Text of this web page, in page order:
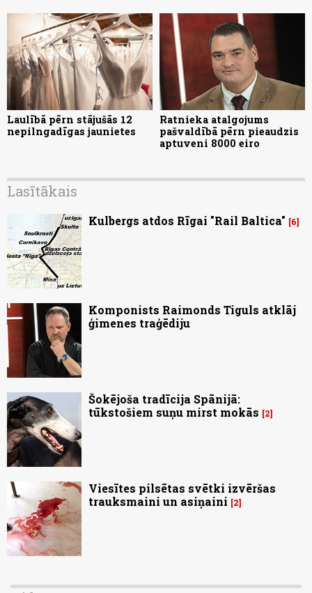
Laulībā pērn stājušās 12
nepilngadīgas jaunietes
Ratnieka atalgojums
pašvaldībā pērn pieaudzis
aptuveni 8000 eiro
Lasītākais
Kulbergs atdos Rīgai "Rail Baltica" 6
Komponists Raimonds Tiguls atklāj
ģimenes traģēdiju
Šokējoša tradīcija Spānijā:
tūkstošiem suņu mirst mokās
2
Viesītes pilsētas svētki izvēršas
trauksmaini un asiņaini
2